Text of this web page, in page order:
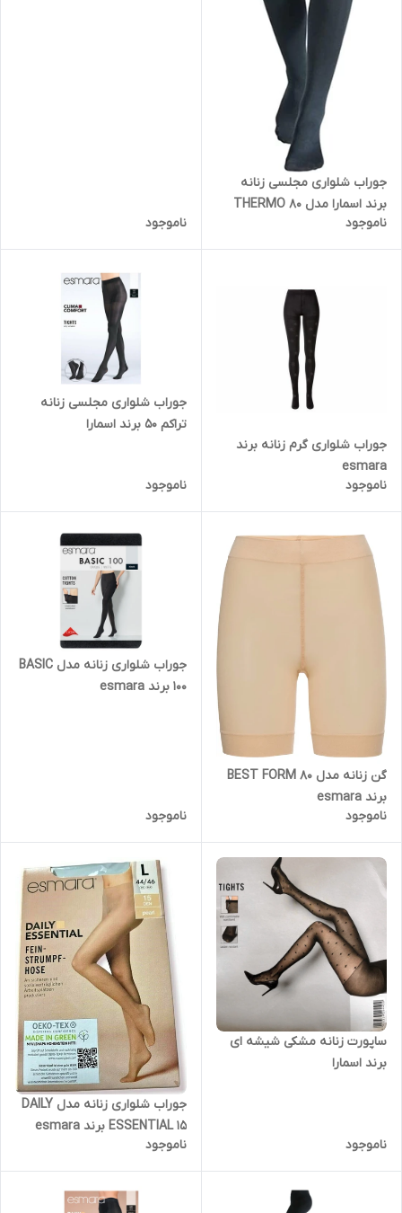
جوراب شلواری مجلسی زنانه
برند اسمارا مدل THERMO 80
ناموجود
ناموجود
جوراب شلواری گرم زنانه برند
esmara
ناموجود
جوراب شلواری مجلسی زنانه
تراکم 50 برند اسمارا
ناموجود
گن زنانه مدل BEST FORM 80
برند esmara
ناموجود
جوراب شلواری زنانه مدل BASIC
100 برند esmara
ناموجود
ساپورت زنانه مشکی شیشه ای
برند اسمارا
ناموجود
جوراب شلواری زنانه مدل DAILY
ESSENTIAL 15 برند esmara
ناموجود